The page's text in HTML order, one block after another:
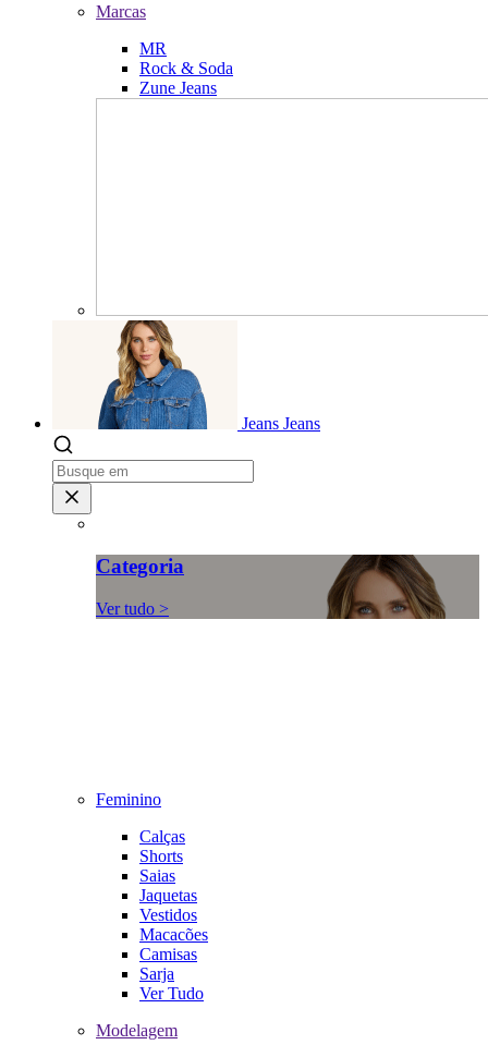
Marcas
MR
Rock & Soda
Zune Jeans
Jeans Jeans
Categoria
Ver tudo >
Feminino
Calças
Shorts
Saias
Jaquetas
Vestidos
Macacões
Camisas
Sarja
Ver Tudo
Modelagem